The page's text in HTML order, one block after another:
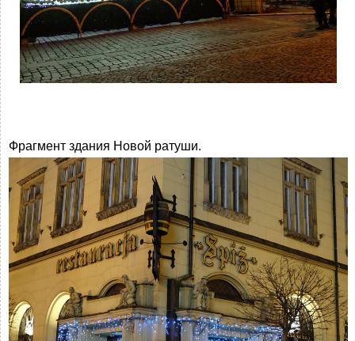
Фрагмент здания Новой ратуши.